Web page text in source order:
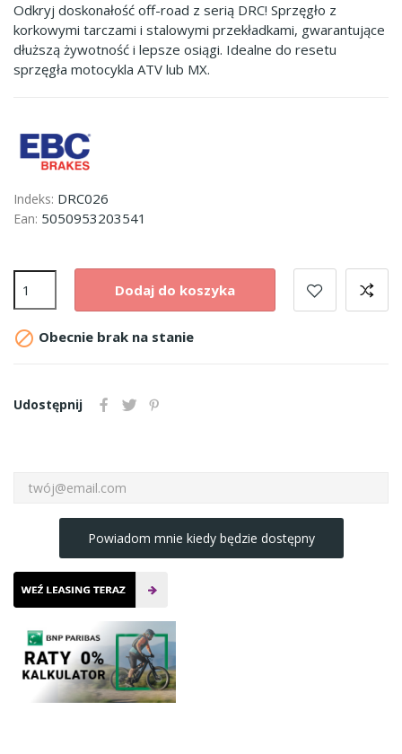
Odkryj doskonałość off-road z serią DRC! Sprzęgło z
korkowymi tarczami i stalowymi przekładkami, gwarantujące
dłuższą żywotność i lepsze osiągi. Idealne do resetu
sprzęgła motocykla ATV lub MX.
Indeks: DRC026
Ean: 5050953203541
Dodaj do koszyka
 Obecnie brak na stanie
Udostępnij
Powiadom mnie kiedy będzie dostępny